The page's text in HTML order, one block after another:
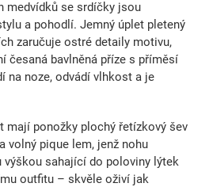
medvídků se srdíčky jsou
a pohodlí. Jemný úplet pletený
zaručuje ostré detaily motivu,
česaná bavlněná příze s příměsí
na noze, odvádí vlhkost a je
mají ponožky plochý řetízkový šev
volný pique lem, jenž nohu
výškou sahající do poloviny lýtek
outfitu – skvěle oživí jak